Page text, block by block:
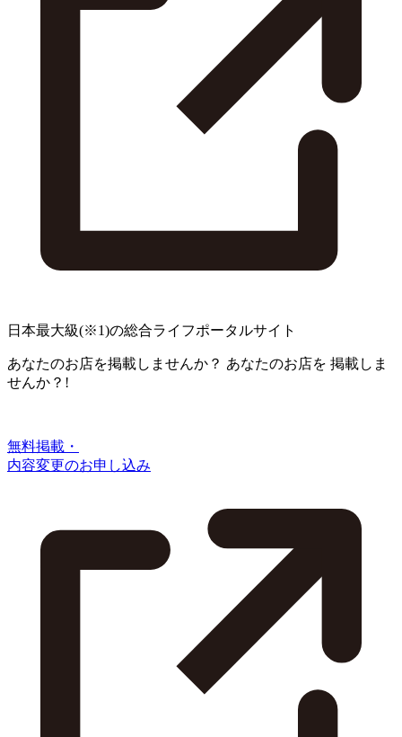
日本最大級(※1)の総合ライフポータルサイト
あなたのお店を掲載しませんか？ あなたのお店を 掲載しま
せんか？!
無料掲載・
内容変更のお申し込み